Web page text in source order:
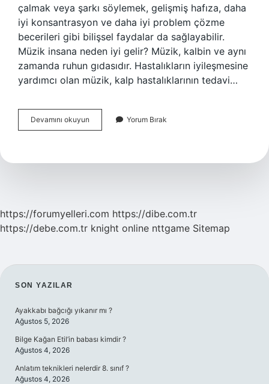
çalmak veya şarkı söylemek, gelişmiş hafıza, daha
iyi konsantrasyon ve daha iyi problem çözme
becerileri gibi bilişsel faydalar da sağlayabilir.
Müzik insana neden iyi gelir? Müzik, kalbin ve aynı
zamanda ruhun gıdasıdır. Hastalıkların iyileşmesine
yardımcı olan müzik, kalp hastalıklarının tedavi…
Devamını okuyun
Iyileştirici
Mıdır
Yorum Bırak
https://forumyelleri.com https://dibe.com.tr
https://debe.com.tr knight online nttgame Sitemap
SIDEBAR
SON YAZILAR
Ayakkabı bağcığı yıkanır mı ?
Ağustos 5, 2026
Bilge Kağan Etil’in babası kimdir ?
Ağustos 4, 2026
Anlatım teknikleri nelerdir 8. sınıf ?
Ağustos 4, 2026